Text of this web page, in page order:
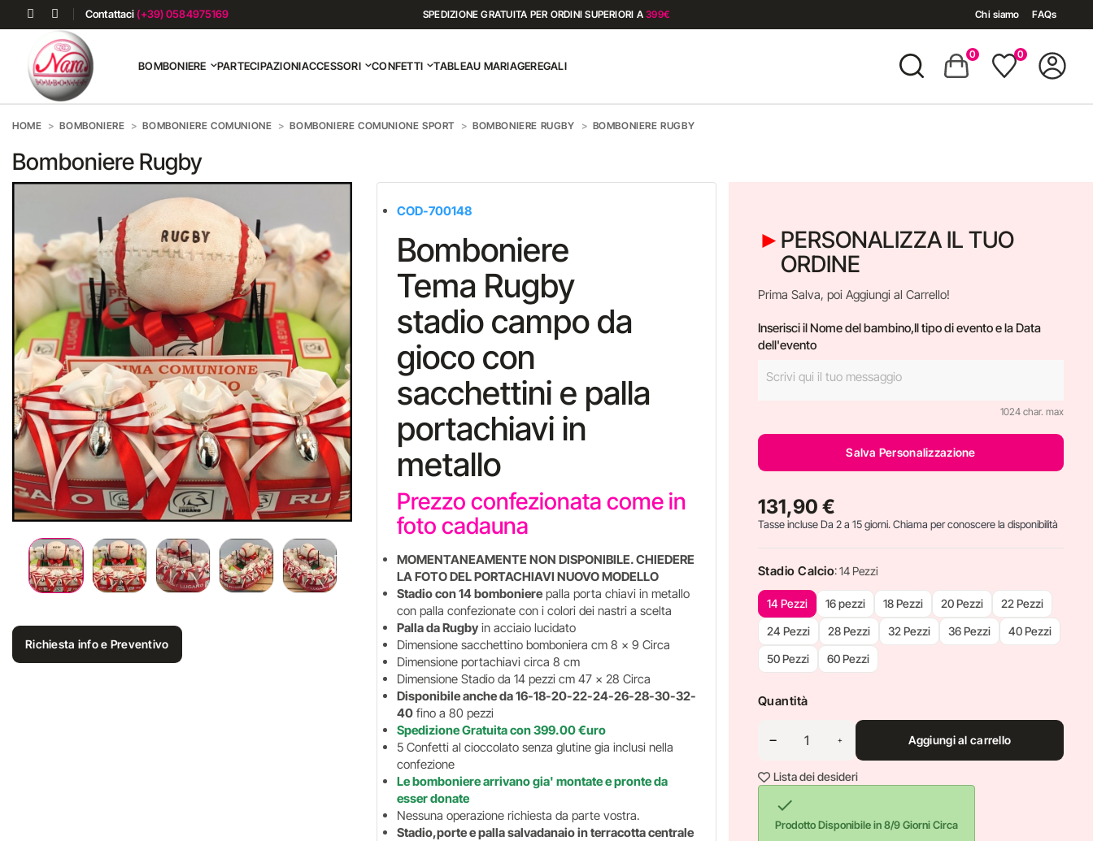
Contattaci (+39) 0584975169 SPEDIZIONE GRATUITA PER ORDINI SUPERIORI A399€ Chi siamo FAQs
BOMBONIERE PARTECIPAZIONIACCESSORI CONFETTI TABLEAU MARIAGEREGALI
0 0
HOME BOMBONIERE BOMBONIERE COMUNIONE BOMBONIERE COMUNIONE SPORT BOMBONIERE RUGBY BOMBONIERE RUGBY
Bomboniere Rugby
Richiesta info e Preventivo
COD-700148
Bomboniere
Tema Rugby
stadio campo da
gioco con
sacchettini e palla
portachiavi in
metallo
Prezzo confezionata come in
foto cadauna
MOMENTANEAMENTE NON DISPONIBILE. CHIEDERE
LA FOTO DEL PORTACHIAVI NUOVO MODELLO
Stadio con 14 bombonierepalla porta chiavi in metallo
con palla confezionate con i colori dei nastri a scelta
Palla da Rugbyin acciaio lucidato
Dimensione sacchettino bomboniera cm 8 x 9 Circa
Dimensione portachiavi circa 8 cm
Dimensione Stadio da 14 pezzi cm 47 x 28 Circa
Disponibile anche da 16-18-20-22-24-26-28-30-32-
40fino a 80 pezzi
Spedizione Gratuita con 399.00 €uro
5 Confetti al cioccolato senza glutine gia inclusi nella
confezione
Le bomboniere arrivano gia' montate e pronte da
esser donate
Nessuna operazione richiesta da parte vostra.
Stadio,porte e palla salvadanaio in terracotta centrale
PERSONALIZZA IL TUO
ORDINE
Prima Salva, poi Aggiungi al Carrello!
Inserisci il Nome del bambino,Il tipo di evento e la Data
dell'evento
1024 char. max
Salva Personalizzazione
131,90 €
Tasse incluseDa 2 a 15 giorni. Chiama per conoscere la disponibilità
Stadio Calcio: 14 Pezzi
14 Pezzi 16 pezzi 18 Pezzi 20 Pezzi
22 Pezzi
24 Pezzi
28 Pezzi 32 Pezzi 36 Pezzi
40 Pezzi
50 Pezzi
60 Pezzi
Quantità
Aggiungi al carrello
Lista dei desideri

Prodotto Disponibile in 8/9 Giorni Circa